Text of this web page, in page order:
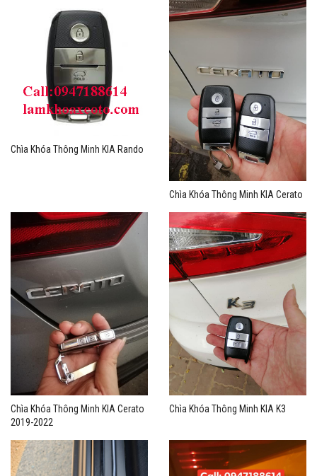
Chìa Khóa Thông Minh KIA Rando
Chìa Khóa Thông Minh KIA Cerato
Chìa Khóa Thông Minh KIA Cerato
2019-2022
Chìa Khóa Thông Minh KIA K3